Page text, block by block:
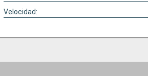
Velocidad: